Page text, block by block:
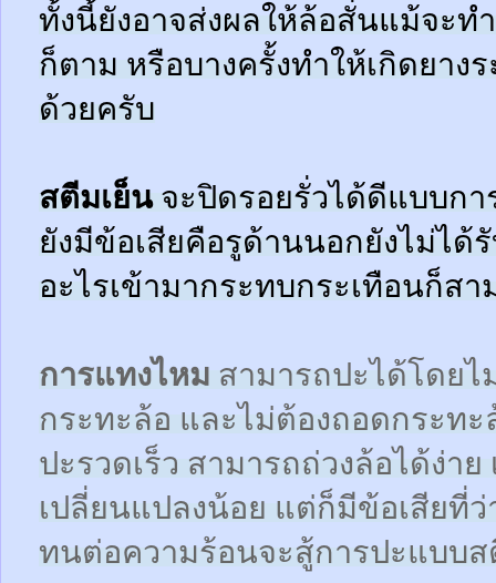
ทั้งนี้ยังอาจส่งผลให้ล้อสั่นแม้จะท
ก็ตาม หรือบางครั้งทำให้เกิดยา
ด้วยครับ
สตีมเย็นจะปิดรอยรั่วได้ดีแบบก
ยังมีข้อเสียคือรูด้านนอกยังไม่ได้
อะไรเข้ามากระทบกระเทือนก็ส
การแทงไหม สามารถปะได้โดยไ
กระทะล้อ และไม่ต้องถอดกระทะ
ปะรวดเร็ว สามารถถ่วงล้อได้ง่า
เปลี่ยนแปลงน้อย แต่ก็มีข้อเสียที่
ทนต่อความร้อนจะสู้การปะแบบ